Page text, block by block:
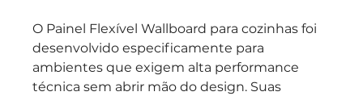
O Painel Flexível Wallboard para cozinhas foi
desenvolvido especificamente para
ambientes que exigem alta performance
técnica sem abrir mão do design. Suas